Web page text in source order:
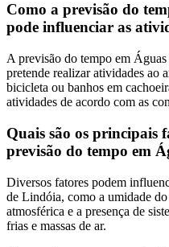
Como a previsão do
pode influenciar as
A previsão do tempo em
pretende realizar atividades ao
bicicleta ou banhos em
atividades de acordo com as
Quais são os principais
previsão do tempo em
Diversos fatores podem
de Lindóia, como a umidade do
atmosférica e a presença de
frias e massas de ar.